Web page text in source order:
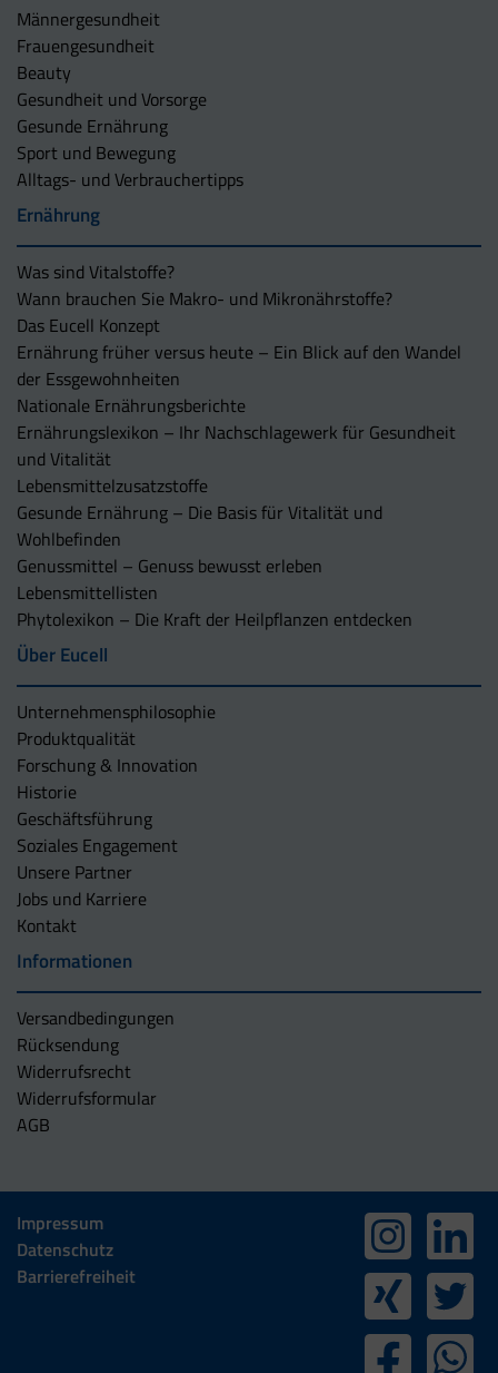
Männergesundheit
Frauengesundheit
Beauty
Gesundheit und Vorsorge
Gesunde Ernährung
Sport und Bewegung
Alltags- und Verbrauchertipps
Ernährung
Was sind Vitalstoffe?
Wann brauchen Sie Makro- und Mikronährstoffe?
Das Eucell Konzept
Ernährung früher versus heute – Ein Blick auf den Wandel
der Essgewohnheiten
Nationale Ernährungsberichte
Ernährungslexikon – Ihr Nachschlagewerk für Gesundheit
und Vitalität
Lebensmittelzusatzstoffe
Gesunde Ernährung – Die Basis für Vitalität und
Wohlbefinden
Genussmittel – Genuss bewusst erleben
Lebensmittellisten
Phytolexikon – Die Kraft der Heilpflanzen entdecken
Über Eucell
Unternehmens­philosophie
Produktqualität
Forschung & Innovation
Historie
Geschäftsführung
Soziales Engagement
Unsere Partner
Jobs und Karriere
Kontakt
Informationen
Versandbedingungen
Rücksendung
Widerrufsrecht
Widerrufsformular
AGB
Impressum
Datenschutz
Barrierefreiheit